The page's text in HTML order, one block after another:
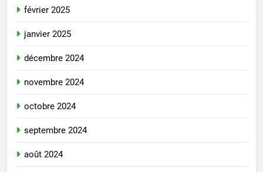
février 2025
janvier 2025
décembre 2024
novembre 2024
octobre 2024
septembre 2024
août 2024